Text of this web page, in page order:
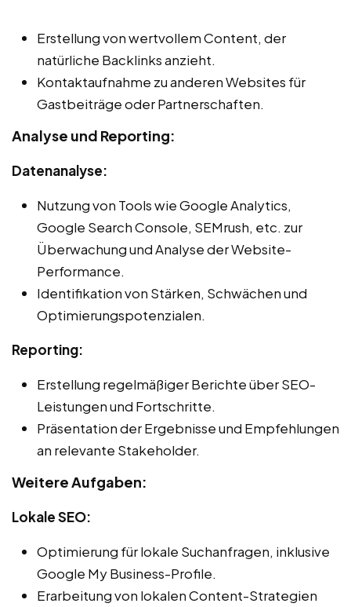
Erstellung von wertvollem Content, der
natürliche Backlinks anzieht.
Kontaktaufnahme zu anderen Websites für
Gastbeiträge oder Partnerschaften.
Analyse und Reporting:
Datenanalyse:
Nutzung von Tools wie Google Analytics,
Google Search Console, SEMrush, etc. zur
Überwachung und Analyse der Website-
Performance.
Identifikation von Stärken, Schwächen und
Optimierungspotenzialen.
Reporting:
Erstellung regelmäßiger Berichte über SEO-
Leistungen und Fortschritte.
Präsentation der Ergebnisse und Empfehlungen
an relevante Stakeholder.
Weitere Aufgaben:
Lokale SEO:
Optimierung für lokale Suchanfragen, inklusive
Google My Business-Profile.
Erarbeitung von lokalen Content-Strategien